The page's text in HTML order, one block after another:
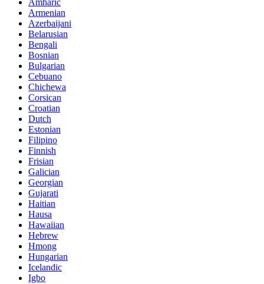
Armenian
Azerbaijani
Belarusian
Bengali
Bosnian
Bulgarian
Cebuano
Chichewa
Corsican
Croatian
Dutch
Estonian
Filipino
Finnish
Frisian
Galician
Georgian
Gujarati
Haitian
Hausa
Hawaiian
Hebrew
Hmong
Hungarian
Icelandic
Igbo